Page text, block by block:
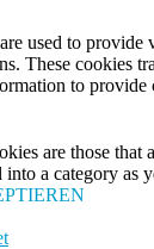
used to provide
These cookies
to provide
are those that
a category as